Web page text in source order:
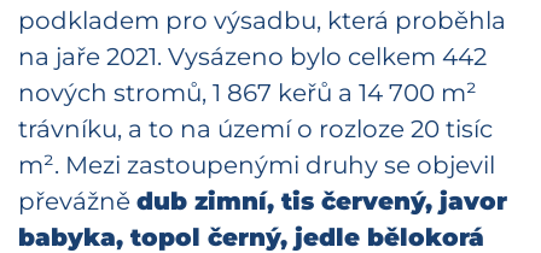
podkladem pro výsadbu, která proběhla
na jaře 2021. Vysázeno bylo celkem 442
nových stromů, 1 867 keřů a 14 700 m²
trávníku, a to na území o rozloze 20 tisíc
m². Mezi zastoupenými druhy se objevil
převážně dub zimní, tis červený, javor
babyka, topol černý, jedle bělokorá